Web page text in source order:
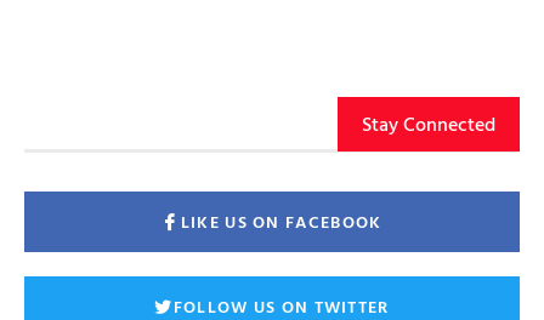
Stay Connected
LIKE US ON FACEBOOK
FOLLOW US ON TWITTER